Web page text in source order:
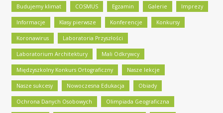
Budujemy klimat COSMUS Egzamin Galerie Imprezy
Informacje Klasy pierwsze Konferencje Konkursy
Koronawirus Laboratoria Przyszłości
Laboratorium Architektury Mali Odkrywcy
Międzyszkolny Konkurs Ortograficzny Nasze lekcje
Nasze sukcesy Nowoczesna Edukacja Obiady
Ochrona Danych Osobowych Olimpiada Geograficzna